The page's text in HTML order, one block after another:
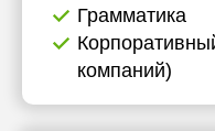
Грамматика
компаний)